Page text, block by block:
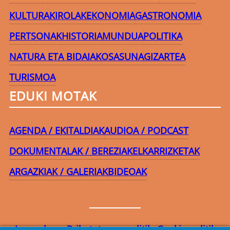
KULTURAKIROLAKEKONOMIAGASTRONOMIA
PERTSONAKHISTORIAMUNDUAPOLITIKA
NATURA ETA BIDAIAKOSASUNAGIZARTEA
TURISMOA
EDUKI MOTAK
AGENDA / EKITALDIAKAUDIOA / PODCAST
DOKUMENTALAK / BEREZIAKELKARRIZKETAK
ARGAZKIAK / GALERIAKBIDEOAK